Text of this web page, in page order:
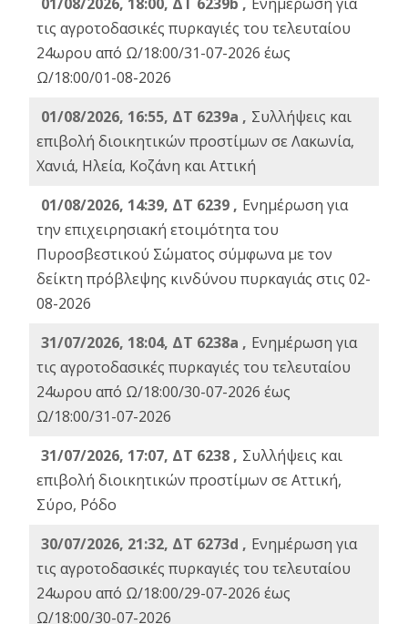
τις αγροτοδασικές πυρκαγιές του τελευταίου
24ωρου από Ω/18:00/31-07-2026 έως
Ω/18:00/01-08-2026
01/08/2026, 16:55, ΔΤ 6239a , Συλλήψεις και
επιβολή διοικητικών προστίμων σε Λακωνία,
Χανιά, Ηλεία, Κοζάνη και Αττική
01/08/2026, 14:39, ΔΤ 6239 , Ενημέρωση για
την επιχειρησιακή ετοιμότητα του
Πυροσβεστικού Σώματος σύμφωνα με τον
δείκτη πρόβλεψης κινδύνου πυρκαγιάς στις 02-
08-2026
31/07/2026, 18:04, ΔΤ 6238a , Ενημέρωση για
τις αγροτοδασικές πυρκαγιές του τελευταίου
24ωρου από Ω/18:00/30-07-2026 έως
Ω/18:00/31-07-2026
31/07/2026, 17:07, ΔΤ 6238 , Συλλήψεις και
επιβολή διοικητικών προστίμων σε Αττική,
Σύρο, Ρόδο
30/07/2026, 21:32, ΔΤ 6273d , Ενημέρωση για
τις αγροτοδασικές πυρκαγιές του τελευταίου
24ωρου από Ω/18:00/29-07-2026 έως
Ω/18:00/30-07-2026